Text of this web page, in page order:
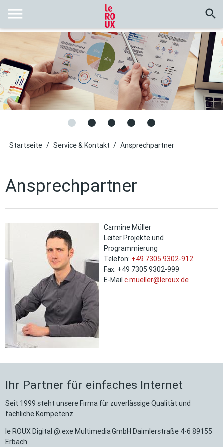
search
menu
Startseite / Service & Kontakt / Ansprechpartner
Ansprechpartner
Carmine Müller
Leiter Projekte und
Programmierung
Telefon: +49 7305 9302-912
Fax: +49 7305 9302-999
E-Mailc.mueller@leroux.de
Ihr Partner für einfaches Internet
Seit 1999 steht unsere Firma für zuverlässige Qualität und
fachliche Kompetenz.
le ROUX Digital @.exe Multimedia GmbH Daimlerstraße 4-6 89155
Erbach